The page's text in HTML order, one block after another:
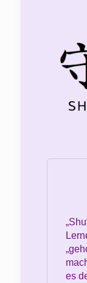
es